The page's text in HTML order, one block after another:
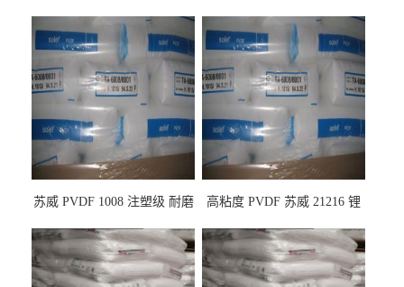
苏威 PVDF 1008 注塑级 耐磨
龙
高粘度 PVDF 苏威 21216 锂